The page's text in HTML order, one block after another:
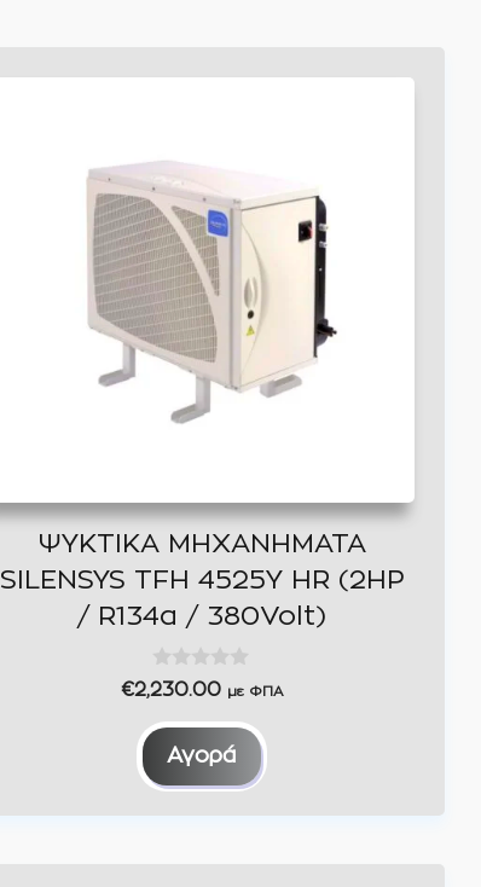
ΨΥΚΤΙΚΑ ΜΗΧΑΝΗΜΑΤΑ
SILENSYS TFH 4525Y HR (2HP
/ R134a / 380Volt)
0
o
u
t
5
€2,230.00 με ΦΠΑ
Αγορά